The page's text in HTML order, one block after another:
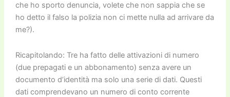
che ho sporto denuncia, volete che non sappia che se
ho detto il falso la polizia non ci mette nulla ad arrivare da
me?).
Ricapitolando: Tre ha fatto delle attivazioni di numero
(due prepagati e un abbonamento) senza avere un
documento d’identità ma solo una serie di dati. Questi
dati comprendevano un numero di conto corrente